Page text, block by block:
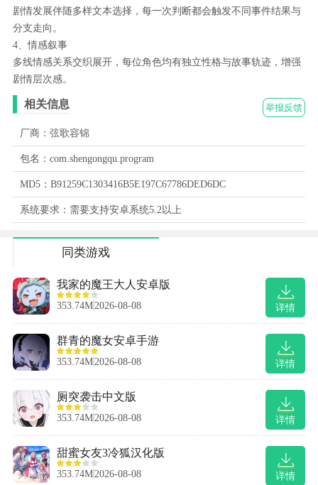
剧情发展伴随多样文本选择，每一次判断都会触发不同事件结果与
分支走向。
4、情感叙事
多线情感关系交织展开，每位角色均有独立性格与故事轨迹，增强
剧情层次感。
举报反馈
相关信息
厂商：弦歌容锦
包名：com.shengongqu.program
MD5：B91259C1303416B5E197C67786DED6DC
系统要求：需要支持安卓系统5.2以上
同类游戏
详情
我家的魔王大人安卓版
353.74M 2026-08-08
详情
群青的魔女安卓手游
353.74M 2026-08-08
详情
厕突袭击中文版
353.74M 2026-08-08
详情
甜蜜女友3冷狐汉化版
353.74M 2026-08-08